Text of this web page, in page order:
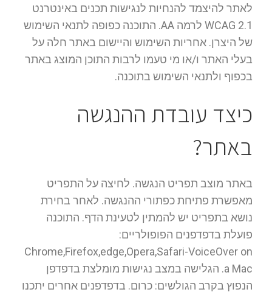
לאתר להיצמד להנחיות לנגישות תכנים באינטרנט
WCAG 2.1 לרמה AA. התוכנה כפופה לתנאי השימוש
של היצרן. אחריות השימוש והיישום באתר חלה על
בעלי האתר ו/או מי טעמו לרבות התוכן המוצג באתר
בכפוף ולתנאי השימוש בתוכנה.
כיצד עובדת ההנגשה
באתר?
באתר מוצב תפריט הנגשה. לחיצה על התפריט
מאפשרת פתיחת כפתורי ההנגשה. לאחר בחירת
נושא בתפריט יש להמתין לטעינת הדף. התוכנה
פועלת בדפדפנים הפופולריים:
Chrome,Firefox,edge,Opera,Safari-VoiceOver on
a Mac. הגלישה במצב נגישות מומלצת בדפדפן
הנפוץ בקרב הגולשים: כרום. בדפדפנים אחרים יתכנו